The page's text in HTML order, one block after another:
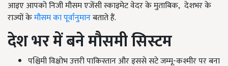
आइए आपको निजी मौसम एजेंसी स्काइमेट वेदर के मुताबिक, देशभर के
राज्यों केमौसम का पूर्वानुमानबताते हैं.
देश भर में बने मौसमी सिस्टम
पश्चिमी विक्षोभ उत्तरी पाकिस्तान और इससे सटे जम्मू-कश्मीर पर बना